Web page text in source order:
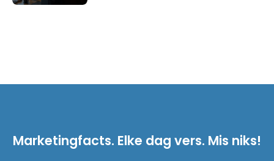
Marketingfacts. Elke dag vers. Mis niks!